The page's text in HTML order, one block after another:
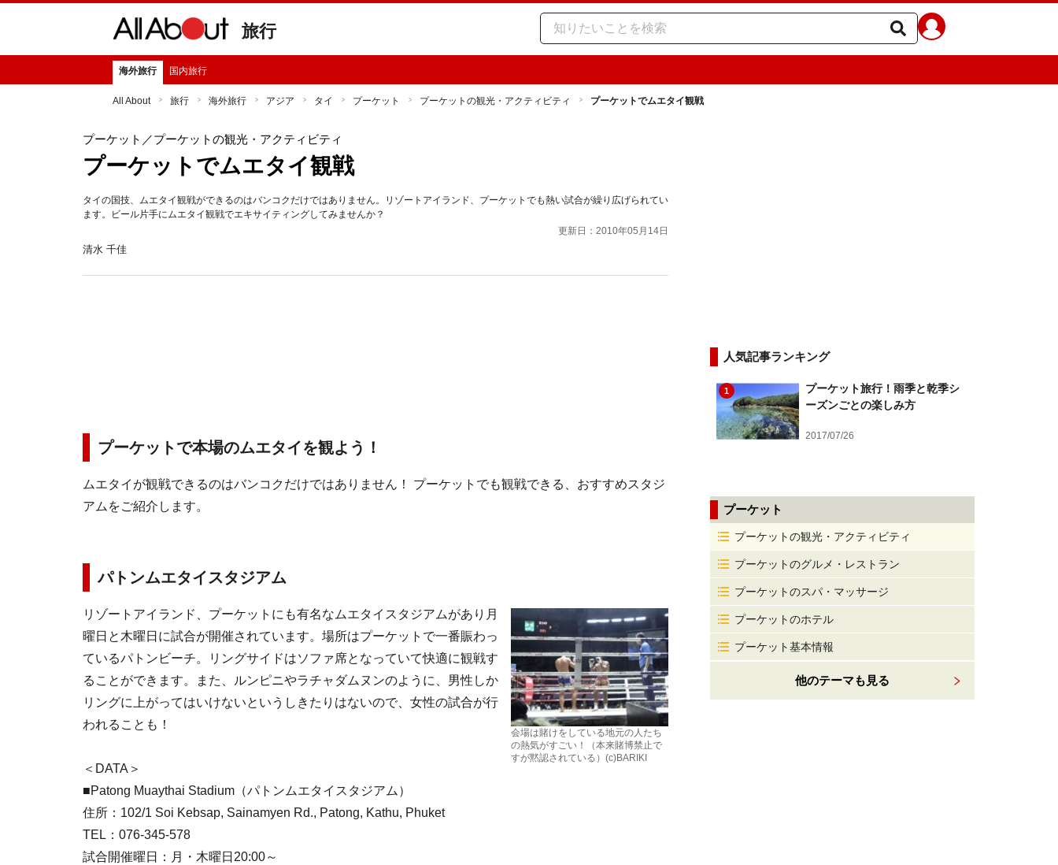
旅行
海外旅行 国内旅行
All About 旅行 海外旅行 アジア タイ プーケット プーケットの観光・アクティビティ プーケットでムエタイ観戦
プーケット ／プーケットの観光・アクティビティ
プーケットでムエタイ観戦
タイの国技、ムエタイ観戦ができるのはバンコクだけではありません。リゾートアイランド、プーケットでも熱い試合が繰り広げられてい
ます。ビール片手にムエタイ観戦でエキサイティングしてみませんか？
更新日：2010年05月14日
清水 千佳
プーケットで本場のムエタイを観よう！
ムエタイが観戦できるのはバンコクだけではありません！ プーケットでも観戦できる、おすすめスタジ
アムをご紹介します。
パトンムエタイスタジアム
会場は賭けをしている地元の人たち
の熱気がすごい！（本来賭博禁止で
すが黙認されている）(c)BARIKI
リゾートアイランド、プーケットにも有名なムエタイスタジアムがあり月
曜日と木曜日に試合が開催されています。場所はプーケットで一番賑わっ
ているパトンビーチ。リングサイドはソファ席となっていて快適に観戦す
ることができます。また、ルンピニやラチャダムヌンのように、男性しか
リングに上がってはいけないというしきたりはないので、女性の試合が行
われることも！
＜DATA＞
■Patong Muaythai Stadium（パトンムエタイスタジアム）
住所：102/1 Soi Kebsap, Sainamyen Rd., Patong, Kathu, Phuket
TEL：076-345-578
試合開催曜日：月・木曜日20:00～
人気記事ランキング
1
プーケット旅行！雨季と乾季シ
ーズンごとの楽しみ方
2017/07/26
プーケット
プーケットの観光・アクティビティ
プーケットのグルメ・レストラン
プーケットのスパ・マッサージ
プーケットのホテル
プーケット基本情報
他のテーマも見る